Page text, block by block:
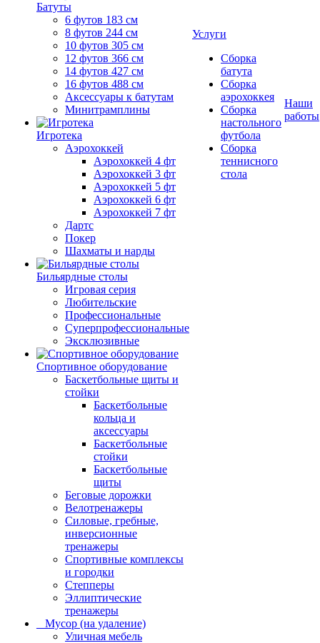
Батуты
6 футов 183 см
8 футов 244 см
10 футов 305 см
12 футов 366 см
14 футов 427 см
16 футов 488 см
Аксессуары к батутам
Минитрамплины
Игротека
Аэрохоккей
Аэрохоккей 4 фт
Аэрохоккей 3 фт
Аэрохоккей 5 фт
Аэрохоккей 6 фт
Аэрохоккей 7 фт
Дартс
Покер
Шахматы и нарды
Бильярдные столы
Игровая серия
Любительские
Профессиональные
Суперпрофессиональные
Эксклюзивные
Спортивное оборудование
Баскетбольные щиты и
стойки
Баскетбольные
кольца и
аксессуары
Баскетбольные
стойки
Баскетбольные
щиты
Беговые дорожки
Велотренажеры
Силовые, гребные,
инверсионные
тренажеры
Спортивные комплексы
и городки
Степперы
Эллиптические
тренажеры
_ Мусор (на удаление)
Уличная мебель
Услуги
Сборка
батута
Сборка
аэрохоккея
Сборка
настольного
футбола
Сборка
теннисного
стола
Наши
работы